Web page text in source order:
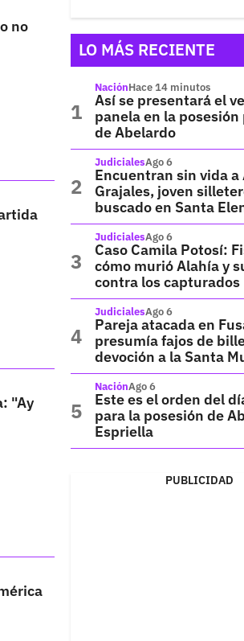
no
"Ay
LO MÁS RECIENTE
NaciónHace 14 minutos
Así se presentará el
panela en la
de Abelardo
JudicialesAgo 6
Encuentran sin vida
Grajales, joven
buscado en Santa
JudicialesAgo 6
Caso Camila Potosí:
cómo murió Alahía y
contra los capturados
JudicialesAgo 6
Pareja atacada en
presumía fajos de
devoción a la Santa
NaciónAgo 6
Este es el orden del
para la posesión de
Espriella
PUBLICIDAD